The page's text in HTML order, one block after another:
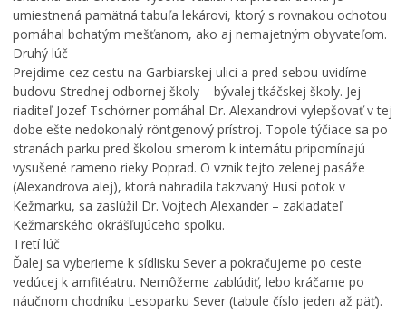
umiestnená pamätná tabuľa lekárovi, ktorý s rovnakou ochotou
pomáhal bohatým mešťanom, ako aj nemajetným obyvateľom.
Druhý lúč
Prejdime cez cestu na Garbiarskej ulici a pred sebou uvidíme
budovu Strednej odbornej školy – bývalej tkáčskej školy. Jej
riaditeľ Jozef Tschörner pomáhal Dr. Alexandrovi vylepšovať v tej
dobe ešte nedokonalý röntgenový prístroj. Topole týčiace sa po
stranách parku pred školou smerom k internátu pripomínajú
vysušené rameno rieky Poprad. O vznik tejto zelenej pasáže
(Alexandrova alej), ktorá nahradila takzvaný Husí potok v
Kežmarku, sa zaslúžil Dr. Vojtech Alexander – zakladateľ
Kežmarského okrášľujúceho spolku.
Tretí lúč
Ďalej sa vyberieme k sídlisku Sever a pokračujeme po ceste
vedúcej k amfitéatru. Nemôžeme zablúdiť, lebo kráčame po
náučnom chodníku Lesoparku Sever (tabule číslo jeden až päť).
i
s
k
o
v
K
e
ž
m
a
r
k
u
m
e
n
í
a
t
r
í
K
e
ž
m
a
r
k
u
,
k
a
t
a
m
:
K
o
s
t
o
l
N
a
j
s
v
ä
t
e
j